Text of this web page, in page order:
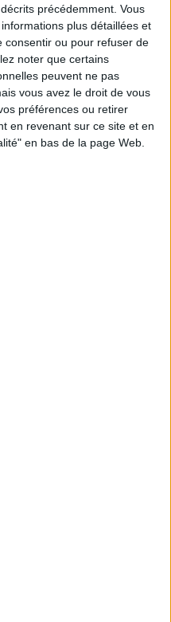
précédemment. Vous
plus détaillées et
consentir ou pour refuser de
noter que certains
peuvent ne pas
vous avez le droit de vous
préférences ou retirer
en revenant sur ce site et en
en bas de la page Web.
DE SE TARTINER